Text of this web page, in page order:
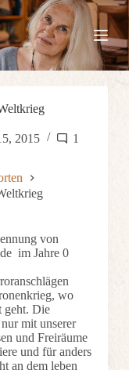
2015 1
von
im Jahre 0
wo
geht. Die
mit unserer
und Freiräume
und für anders
an dem leben